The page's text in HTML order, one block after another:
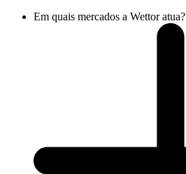
Em quais mercados a Wettor atua?